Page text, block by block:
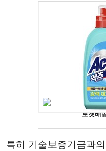
특히 기술보증기금과